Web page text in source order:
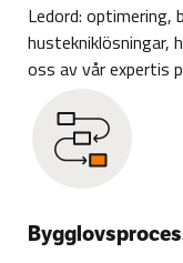
Ledord: optimering,
hustekniklösningar,
oss av vår expertis